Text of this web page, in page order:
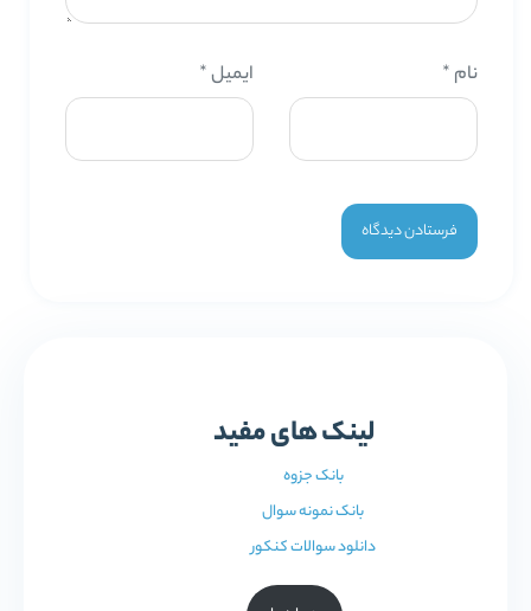
نام * ایمیل*
لینک های مفید
بانک جزوه
بانک نمونه سوال
دانلود سوالات کنکور